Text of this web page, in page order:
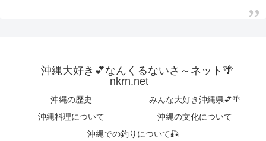
沖縄大好き💕なんくるないさ～ネット🌴
nkrn.net
沖縄の歴史
みんな大好き沖縄県💕🌴
沖縄料理について
沖縄の文化について
沖縄での釣りについて🎣